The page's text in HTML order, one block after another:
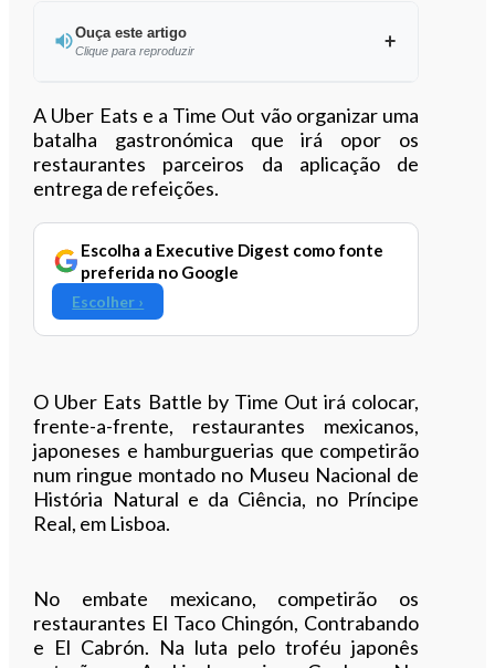
Ouça este artigo
Clique para reproduzir
Ouvir este artigo
A Uber Eats e a Time Out vão organizar uma
batalha gastronómica que irá opor os
restaurantes parceiros da aplicação de
entrega de refeições.
Escolha a Executive Digest como fonte
preferida no Google
Escolher ›
O Uber Eats Battle by Time Out irá colocar,
frente-a-frente, restaurantes mexicanos,
japoneses e hamburguerias que competirão
num ringue montado no Museu Nacional de
História Natural e da Ciência, no Príncipe
Real, em Lisboa.
No embate mexicano, competirão os
restaurantes El Taco Chingón, Contrabando
e El Cabrón. Na luta pelo troféu japonês